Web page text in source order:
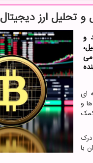
و تحلیل ارز دیجیتال
و
می
ای
و
درک
با